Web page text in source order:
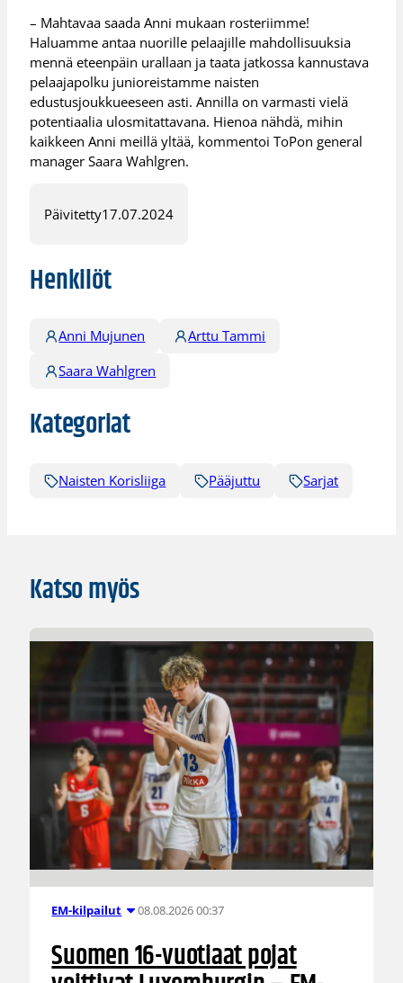
– Mahtavaa saada Anni mukaan rosteriimme!
Haluamme antaa nuorille pelaajille mahdollisuuksia
mennä eteenpäin urallaan ja taata jatkossa kannustava
pelaajapolku junioreistamme naisten
edustusjoukkueeseen asti. Annilla on varmasti vielä
potentiaalia ulosmitattavana. Hienoa nähdä, mihin
kaikkeen Anni meillä yltää, kommentoi ToPon general
manager Saara Wahlgren.
Päivitetty17.07.2024
Henkilöt
Anni Mujunen
Arttu Tammi
Saara Wahlgren
Kategoriat
Naisten Korisliiga Pääjuttu Sarjat
Katso myös
EM-kilpailut 08.08.2026 00:37
Suomen 16-vuotiaat pojat